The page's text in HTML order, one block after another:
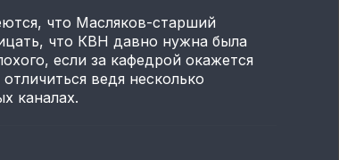
что Масляков-старший
что КВН давно нужна была
если за кафедрой окажется
ведя несколько
каналах.